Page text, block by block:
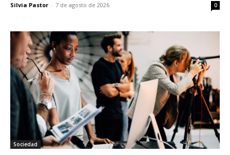
Silvia Pastor - 7 de agosto de 2026 0
Sociedad